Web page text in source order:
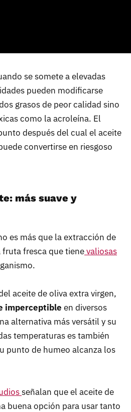
se somete a elevadas
pueden modificarse
grasos de peor calidad sino
como la acroleína. El
después del cual el aceite
convertirse en riesgoso
más suave y
es más que la extracción de
fruta fresca que tienevaliosas
aceite de oliva extra virgen,
imperceptible en diversos
alternativa más versátil y su
temperaturas es también
punto de humeo alcanza los
señalan que el aceite de
buena opción para usar tanto